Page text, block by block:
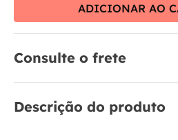
ADICIONAR AO
Consulte o frete
Descrição do produto